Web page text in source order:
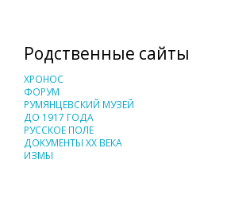
Родственные сайты
ХРОНОС
ФОРУМ
РУМЯНЦЕВСКИЙ МУЗЕЙ
ДО 1917 ГОДА
РУССКОЕ ПОЛЕ
ДОКУМЕНТЫ XX ВЕКА
ИЗМЫ